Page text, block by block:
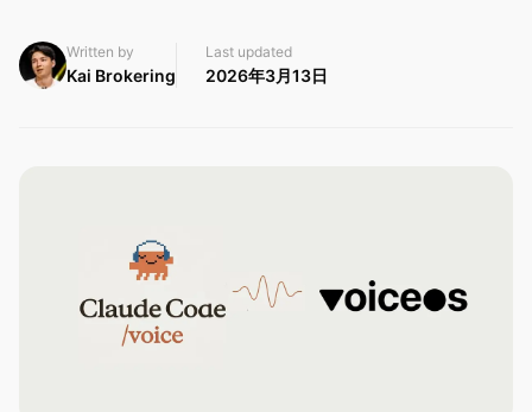
Written by
Kai Brokering
Last updated
2026年3月13日